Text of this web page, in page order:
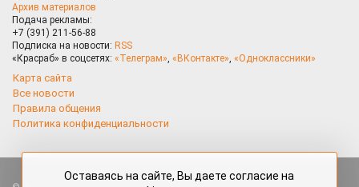
Архив материалов
Подача рекламы:
+7 (391) 211-56-88
Подписка на новости: RSS
«Красраб» в соцсетях: «Телеграм», «ВКонтакте», «Одноклассники»
Карта сайта
Все новости
Правила общения
Политика конфиденциальности
Оставаясь на сайте, Вы даете согласие на